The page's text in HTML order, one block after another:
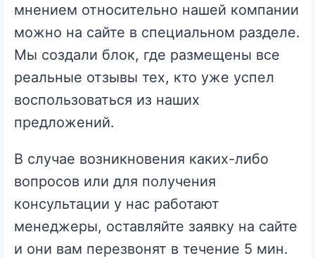
мнением относительно нашей компании
можно на сайте в специальном разделе.
Мы создали блок, где размещены все
реальные отзывы тех, кто уже успел
воспользоваться из наших
предложений.
В случае возникновения каких-либо
вопросов или для получения
консультации у нас работают
менеджеры, оставляйте заявку на сайте
и они вам перезвонят в течение 5 мин.